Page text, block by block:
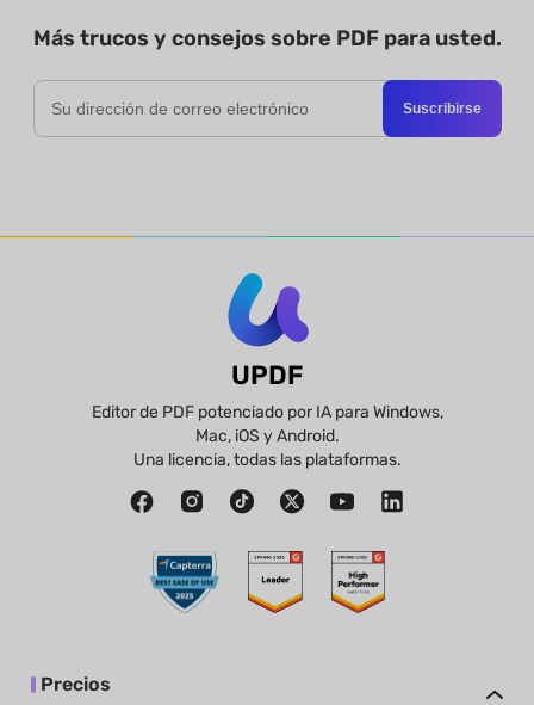
Más trucos y consejos sobre PDF para usted.
Suscribirse
UPDF
Editor de PDF potenciado por IA para Windows,
Mac, iOS y Android.
Una licencia, todas las plataformas.
Precios